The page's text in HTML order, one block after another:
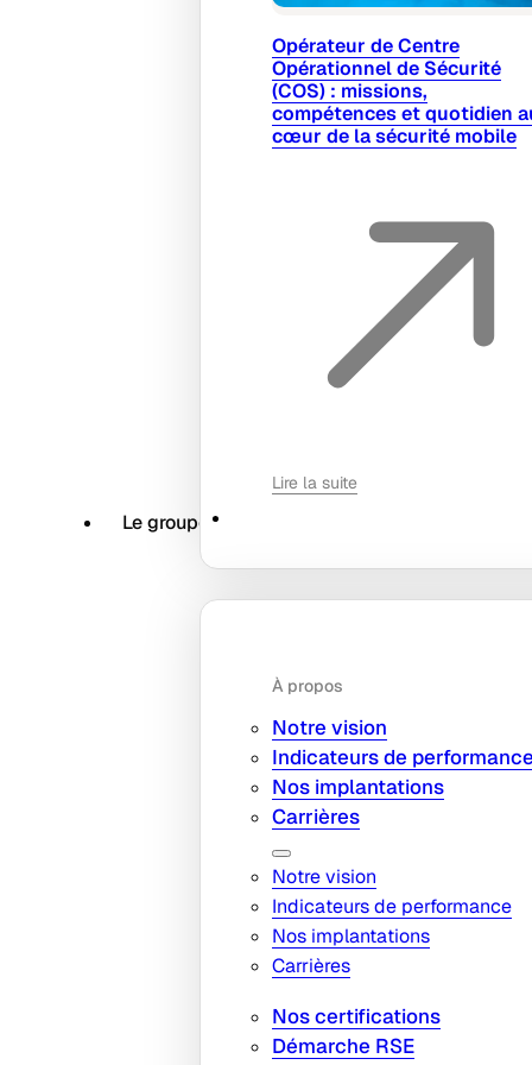
Opérateur de Centre
Opérationnel de Sécurité
(COS) : missions,
compétences et quotidien
cœur de la sécurité mobile
Lire la suite
Le groupe
À propos
Notre vision
Indicateurs de
Nos implantations
Carrières
Notre vision
Indicateurs de performance
Nos implantations
Carrières
Nos certifications
Démarche RSE